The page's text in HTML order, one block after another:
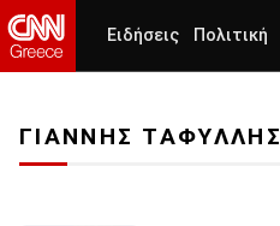
Ειδήσεις Πολιτική
ΓΙΑΝΝΗΣ ΤΑΦΥΛΛΗΣ